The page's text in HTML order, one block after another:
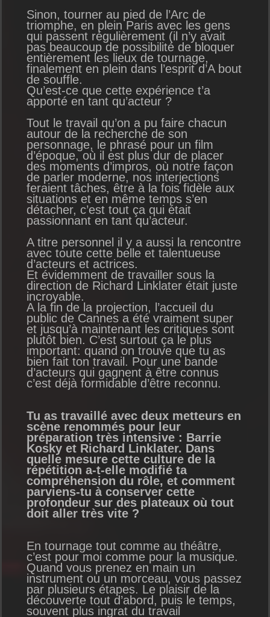
Sinon, tourner au pied de l’Arc de
triomphe, en plein Paris avec les gens
qui passent régulièrement (il n’y avait
pas beaucoup de possibilité de bloquer
entièrement les lieux de tournage,
finalement en plein dans l’esprit d’A bout
de souffle.
Qu’est-ce que cette expérience t’a
apporté en tant qu’acteur ?
Tout le travail qu’on a pu faire chacun
autour de la recherche de son
personnage, le phrasé pour un film
d’époque, où il est plus dur de placer
des moments d’impros, où notre façon
de parler moderne, nos interjections
feraient tâches, être à la fois fidèle aux
situations et en même temps s’en
détacher, c’est tout ça qui était
passionnant en tant qu’acteur.
A titre personnel il y a aussi la rencontre
avec toute cette belle et talentueuse
d’acteurs et actrices.
Et évidemment de travailler sous la
direction de Richard Linklater était juste
incroyable.
A la fin de la projection, l’accueil du
public de Cannes a été vraiment super
et jusqu’à maintenant les critiques sont
plutôt bien. C’est surtout ça le plus
important: quand on trouve que tu as
bien fait ton travail. Pour une bande
d’acteurs qui gagnent à être connus
c’est déjà formidable d’être reconnu.
Tu as travaillé avec deux metteurs en
scène renommés pour leur
préparation très intensive : Barrie
Kosky et Richard Linklater. Dans
quelle mesure cette culture de la
répétition a-t-elle modifié ta
compréhension du rôle, et comment
parviens-tu à conserver cette
profondeur sur des plateaux où tout
doit aller très vite ?
En tournage tout comme au théâtre,
c’est pour moi comme pour la musique.
Quand vous prenez en main un
instrument ou un morceau, vous passez
par plusieurs étapes. Le plaisir de la
découverte tout d’abord, puis le temps,
souvent plus ingrat du travail